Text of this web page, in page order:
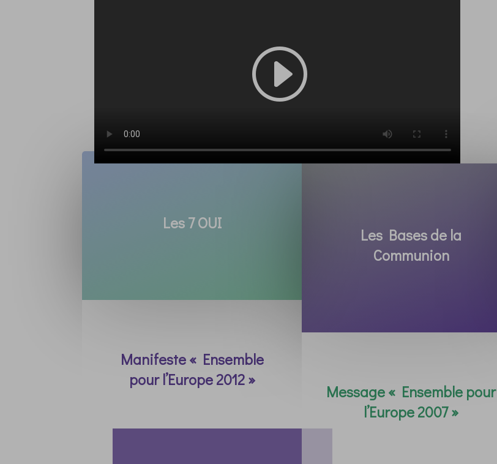
Les 7 OUI
Manifeste « Ensemble
pour l’Europe 2012 »
Les Bases de la
Communion
Message « Ensemble pour
l’Europe 2007 »